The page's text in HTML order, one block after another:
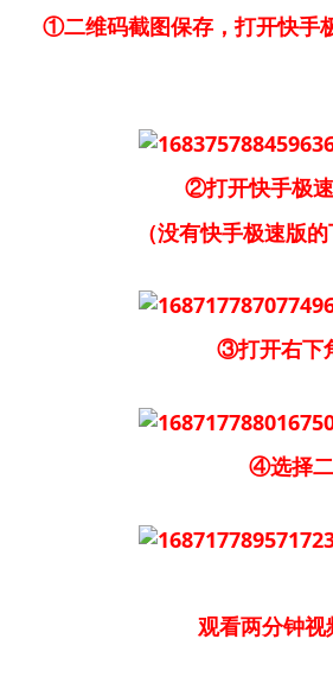
①二维码截图保存，打开快手
②打开快手极速版
（没有快手极速版的下
③打开右下角
④选择二
观看两分钟视频弹